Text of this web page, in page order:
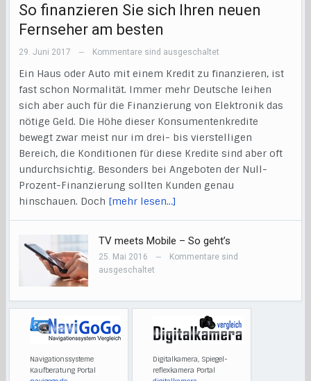
So finanzieren Sie sich Ihren neuen
Fernseher am besten
29. Juni 2017 — Kommentare sind ausgeschaltet
Ein Haus oder Auto mit einem Kredit zu finanzieren, ist
fast schon Normalität. Immer mehr Deutsche leihen
sich aber auch für die Finanzierung von Elektronik das
nötige Geld. Die Höhe dieser Konsumentenkredite
bewegt zwar meist nur im drei- bis vierstelligen
Bereich, die Konditionen für diese Kredite sind aber oft
undurchsichtig. Besonders bei Angeboten der Null-
Prozent-Finanzierung sollten Kunden genau
hinschauen. Doch [mehr lesen…]
TV meets Mobile – So geht’s
25. Mai 2016 —
Kommentare sind
ausgeschaltet
Navigationssysteme
Kaufberatung Portal
Digitalkamera, Spiegel-
reflexkamera Portal